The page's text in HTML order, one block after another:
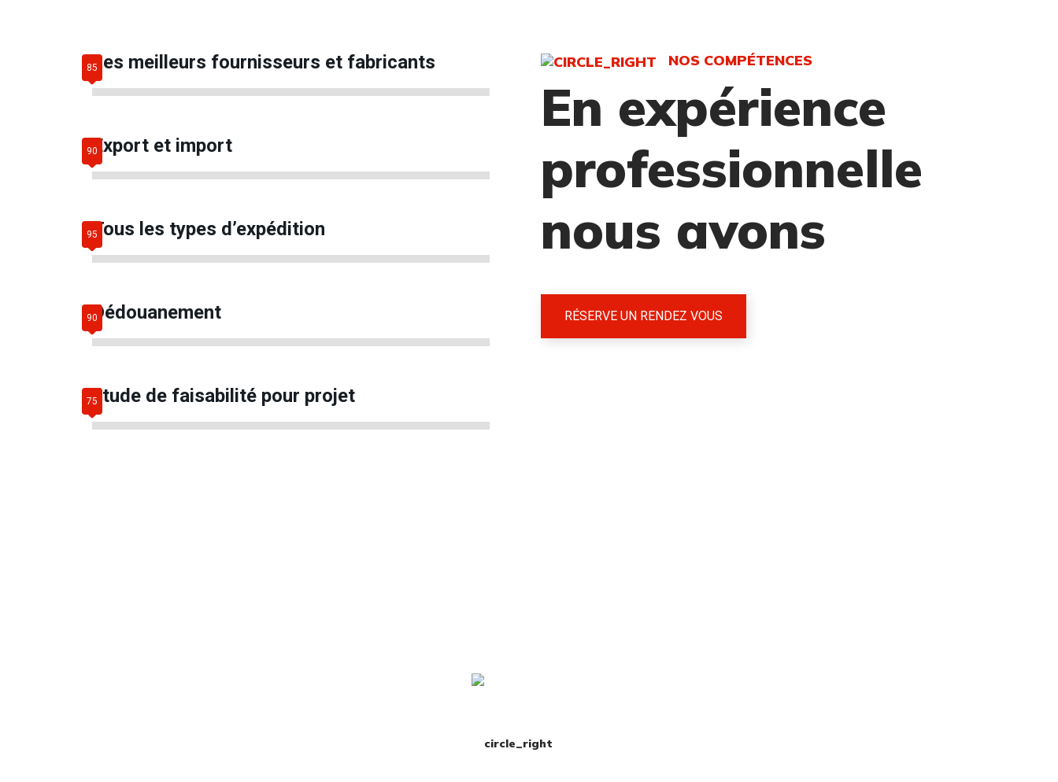
Les meilleurs fournisseurs et fabricants
Export et import
Tous les types d’expédition
Dédouanement
étude de faisabilité pour projet
NOS COMPÉTENCES
En expérience
professionnelle
nous avons
RÉSERVE UN RENDEZ VOUS